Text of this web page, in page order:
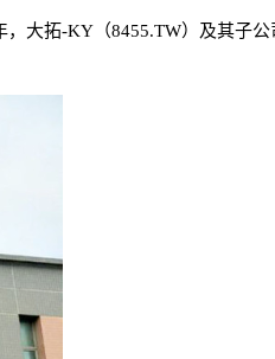
大拓-KY（8455.TW）及其子公